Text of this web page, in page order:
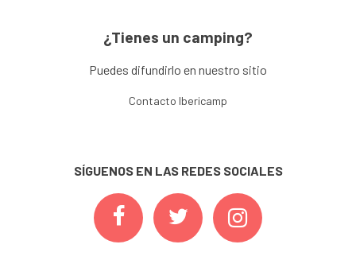
¿Tienes un camping?
Puedes difundirlo en nuestro sitio
Contacto Ibericamp
SÍGUENOS EN LAS REDES SOCIALES